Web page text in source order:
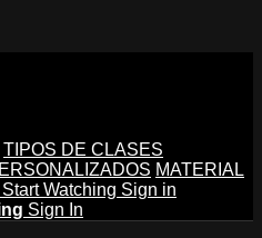
TIPOS DE CLASES
MATERIAL
Start Watching Sign in
Sign In